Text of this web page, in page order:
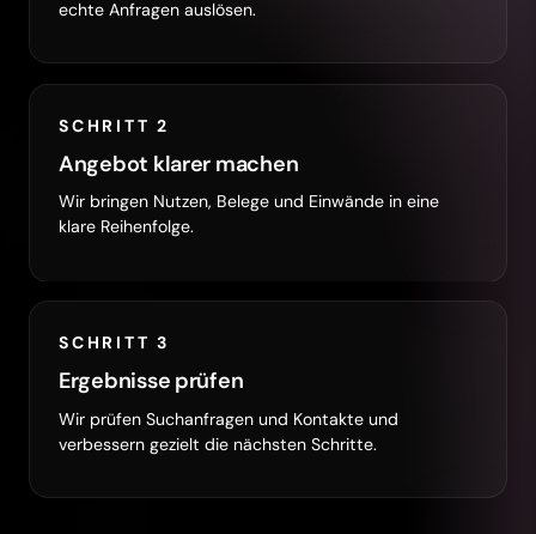
echte Anfragen auslösen.
SCHRITT 2
Angebot klarer machen
Wir bringen Nutzen, Belege und Einwände in eine
klare Reihenfolge.
SCHRITT 3
Ergebnisse prüfen
Wir prüfen Suchanfragen und Kontakte und
verbessern gezielt die nächsten Schritte.